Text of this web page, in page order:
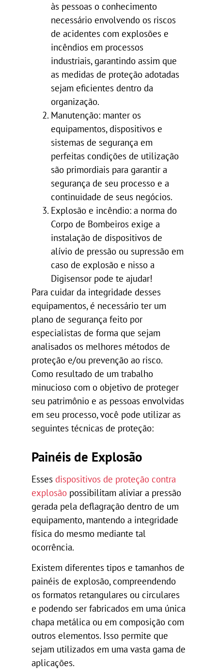
às pessoas o conhecimento
necessário envolvendo os riscos
de acidentes com explosões e
incêndios em processos
industriais, garantindo assim que
as medidas de proteção adotadas
sejam eficientes dentro da
organização.
Manutenção: manter os
equipamentos, dispositivos e
sistemas de segurança em
perfeitas condições de utilização
são primordiais para garantir a
segurança de seu processo e a
continuidade de seus negócios.
Explosão e incêndio: a norma do
Corpo de Bombeiros exige a
instalação de dispositivos de
alívio de pressão ou supressão em
caso de explosão e nisso a
Digisensor pode te ajudar!
Para cuidar da integridade desses
equipamentos, é necessário ter um
plano de segurança feito por
especialistas de forma que sejam
analisados os melhores métodos de
proteção e/ou prevenção ao risco.
Como resultado de um trabalho
minucioso com o objetivo de proteger
seu patrimônio e as pessoas envolvidas
em seu processo, você pode utilizar as
seguintes técnicas de proteção:
Painéis de Explosão
Esses dispositivos de proteção contra
explosãopossibilitam aliviar a pressão
gerada pela deflagração dentro de um
equipamento, mantendo a integridade
física do mesmo mediante tal
ocorrência.
Existem diferentes tipos e tamanhos de
painéis de explosão, compreendendo
os formatos retangulares ou circulares
e podendo ser fabricados em uma única
chapa metálica ou em composição com
outros elementos. Isso permite que
sejam utilizados em uma vasta gama de
aplicações.